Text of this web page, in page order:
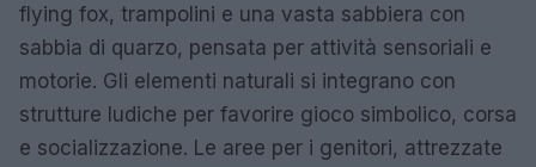
flying fox, trampolini e una vasta sabbiera con
sabbia di quarzo, pensata per attività sensoriali e
motorie. Gli elementi naturali si integrano con
strutture ludiche per favorire gioco simbolico, corsa
e socializzazione. Le aree per i genitori, attrezzate